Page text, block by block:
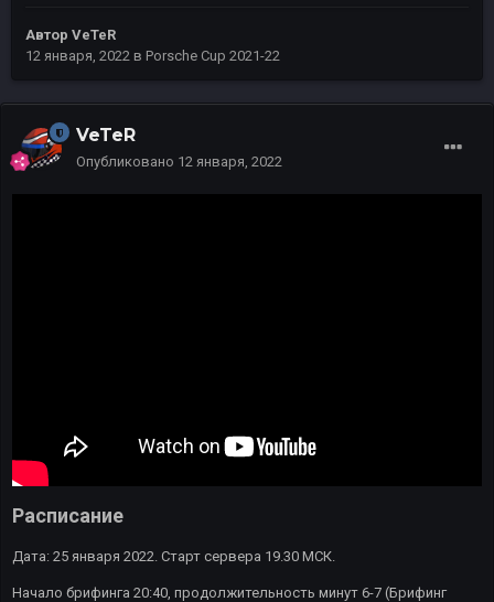
Автор VeTeR
12 января, 2022 в Porsche Cup 2021-22
VeTeR
Опубликовано 12 января, 2022
Расписание
Дата: 25 января 2022. Старт сервера 19.30 МСК.
Начало брифинга 20:40, продолжительность минут 6-7 (Брифинг